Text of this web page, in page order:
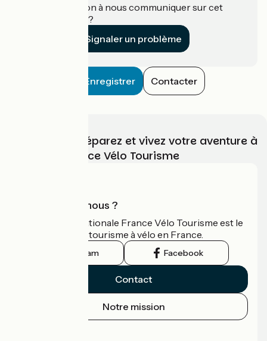
Une information à nous communiquer sur cet
établissement ?
Signaler un problème
Enregistrer Contacter
Choisissez, préparez et vivez votre aventure à
vélo avec France Vélo Tourisme
Qui sommes-nous ?
L'association nationale France Vélo Tourisme est le
guide officiel du tourisme à vélo en France.
Instagram Facebook
Contact
Notre mission